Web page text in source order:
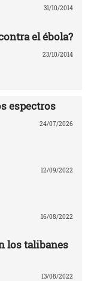
31/10/2014
el ébola?
23/10/2014
espectros
24/07/2026
12/09/2022
16/08/2022
los talibanes
13/08/2022